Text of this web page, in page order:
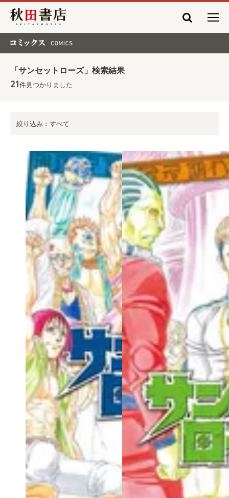
秋田書店
「サンセットローズ」検索結果
21件見つかりました
絞り込み：すべて